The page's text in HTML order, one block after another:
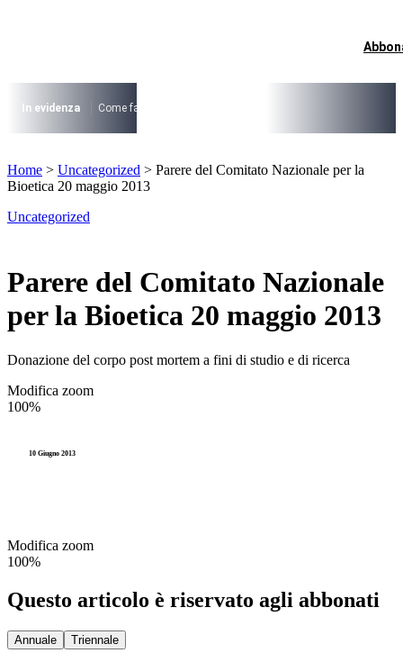
I più cercati
Lorem ipsum dolor sit amet consectetur
Lorem ipsum dolor sit amet consectetur
In evidenza Come fare per …
Lorem ipsum dolor sit amet consectetur
Home > Uncategorized > Parere del Comitato Nazionale per la
Bioetica 20 maggio 2013
Uncategorized
Parere del Comitato Nazionale
per la Bioetica 20 maggio 2013
Donazione del corpo post mortem a fini di studio e di ricerca
Modifica zoom
100%
10 Giugno 2013
Modifica zoom
100%
Questo articolo è riservato agli abbonati
Annuale Triennale